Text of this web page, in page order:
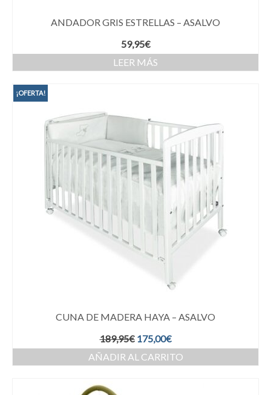
ANDADOR GRIS ESTRELLAS – ASALVO
59,95€
LEER MÁS
¡OFERTA!
CUNA DE MADERA HAYA – ASALVO
189,95€ 175,00€
AÑADIR AL CARRITO